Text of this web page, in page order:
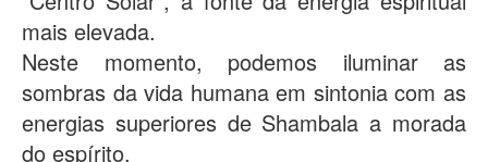
mais elevada.
Neste momento, podemos iluminar as
sombras da vida humana em sintonia com as
energias superiores de Shambala a morada
do espírito.